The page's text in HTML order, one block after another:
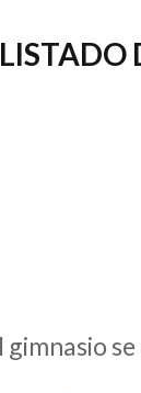
LISTADO
gimnasio